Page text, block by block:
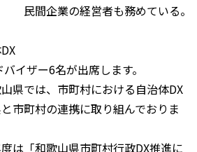
営者も務めている。
6名が出席します。
市町村における自治体DX
市町村の連携に取り組んでおりま
山県市町村行政DX推進に